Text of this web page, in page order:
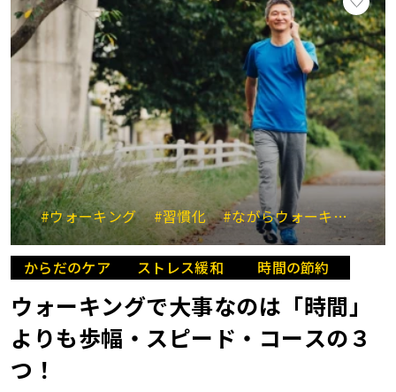
#ウォーキング #習慣化 #ながらウォーキング #
からだのケア ストレス緩和 時間の節約
ウォーキングで大事なのは「時間」
よりも歩幅・スピード・コースの３
つ！